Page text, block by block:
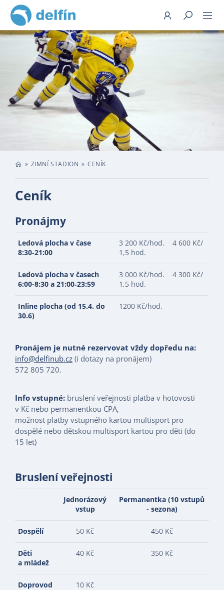
ZIMNÍ STADION CENÍK
Ceník
Pronájmy
Ledová plocha v čase
8:30‑21:00
3 200 Kč/hod. 4 600 Kč/
1,5 hod.
Ledová plocha v časech
6:00-8:30 a 21:00‑23:59
3 000 Kč/hod. 4 300 Kč/
1,5 hod.
Inline plocha (od 15.4. do
30.6)
1200 Kč/hod.
Pronájem je nutné rezervovat vždy dopředu na:
info@delfinub.cz (i dotazy na pronájem)
572 805 720.
Info vstupné: bruslení veřejnosti platba v hotovosti
v Kč nebo permanentkou CPA,
možnost platby vstupného kartou multisport pro
dospělé nebo dětskou multisport kartou pro děti (do
15 let)
Bruslení veřejnosti
Jednorázový
vstup
Permanentka (10 vstupů
- sezona)
Dospělí 50 Kč 450 Kč
Děti
a mládež
40 Kč 350 Kč
Doprovod 10 Kč